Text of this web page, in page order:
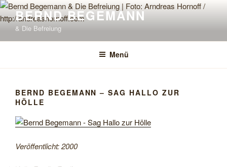
Zum
Inhalt
springen
BERND BEGEMANN
& Die Befreiung
Menü
BERND BEGEMANN – SAG HALLO ZUR
HÖLLE
Veröffentlicht: 2000